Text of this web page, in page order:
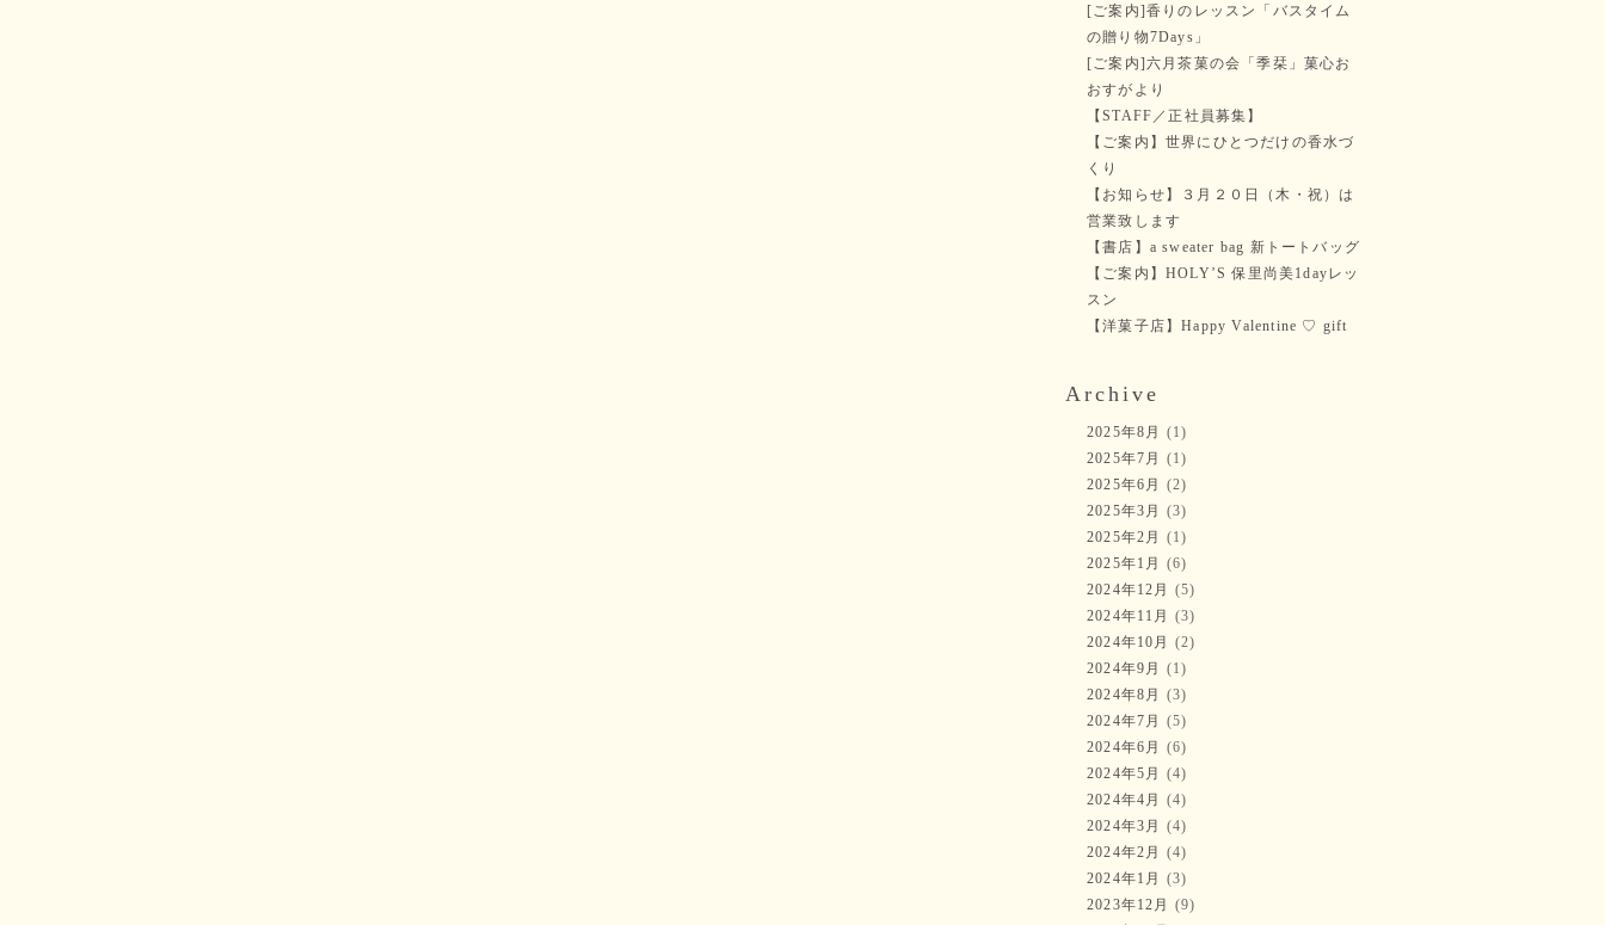
[ご案内]香りのレッスン「バスタイム
の贈り物7Days」
[ご案内]六月茶菓の会「季栞」菓心お
おすがより
【STAFF／正社員募集】
【ご案内】世界にひとつだけの香水づ
くり
【お知らせ】３月２０日（木・祝）は
営業致します
【書店】a sweater bag 新トートバッグ
【ご案内】HOLY’S 保里尚美1dayレッ
スン
【洋菓子店】Happy Valentine ♡ gift
Archive
2025年8月 (1)
2025年7月 (1)
2025年6月 (2)
2025年3月 (3)
2025年2月 (1)
2025年1月 (6)
2024年12月 (5)
2024年11月 (3)
2024年10月 (2)
2024年9月 (1)
2024年8月 (3)
2024年7月 (5)
2024年6月 (6)
2024年5月 (4)
2024年4月 (4)
2024年3月 (4)
2024年2月 (4)
2024年1月 (3)
2023年12月 (9)